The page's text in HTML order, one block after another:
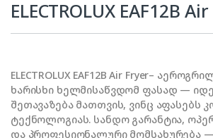
ELECTROLUX EAF12B
ELECTROLUX EAF12B Air Fryer–
ხარისხი ხელმისაწვდომ ფასად —
შეთავაზება მათთვის, ვინც აფასებს
ტექნოლოგიას. სანდო გარანტია,
და პროფესიონალური მომსახურება